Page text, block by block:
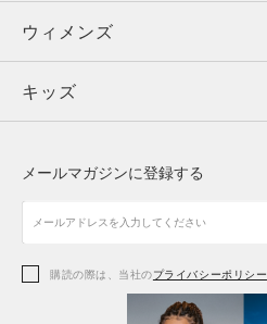
ウィメンズ
キッズ
アクセサリー
トップス
ボトムス
アクセサリー
ウィメンズ
トップス
シューズ
アクセサリー
キッズ
シューズ
メールマガジンに登録する
購読の際は、当社のプライバシーポリシー